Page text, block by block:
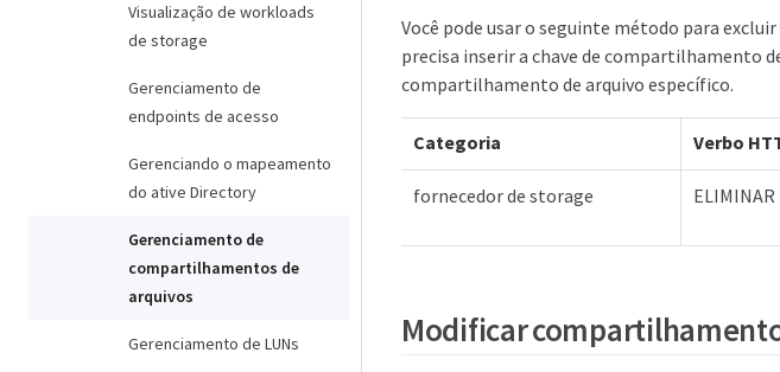
Visualização de workloads
de storage
Gerenciamento de
endpoints de acesso
Gerenciando o mapeamento
do ative Directory
Gerenciamento de
compartilhamentos de
arquivos
Gerenciamento de LUNs
Você pode usar o seguinte método para
precisa inserir a chave de compartilhamento
compartilhamento de arquivo específico.
Categoria Verbo
fornecedor de storage ELIMINAR
Modificar